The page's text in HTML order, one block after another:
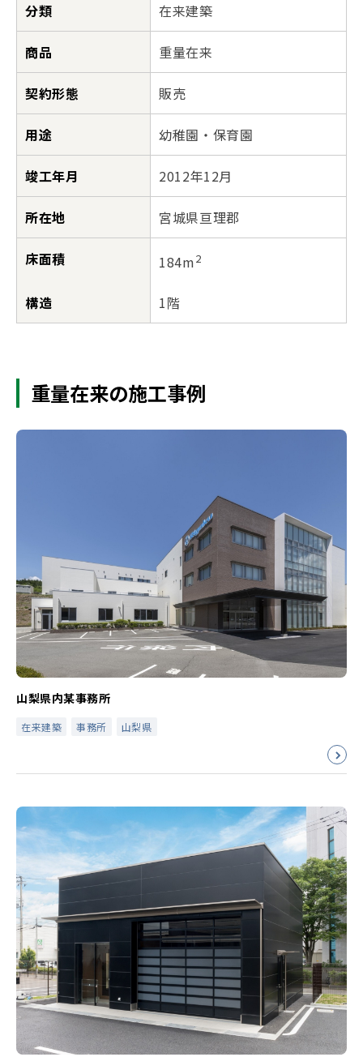
分類 在来建築
商品 重量在来
契約形態 販売
用途 幼稚園・保育園
竣工年月 2012年12月
所在地 宮城県亘理郡
床面積 184m2
構造 1階
重量在来の施工事例
山梨県内某事務所
在来建築 事務所 山梨県